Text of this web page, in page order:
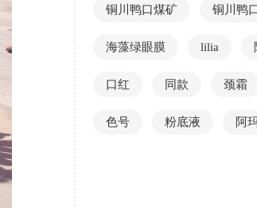
铜川鸭口煤矿 铜川鸭
海藻绿眼膜 lilia
口红 同款 颈霜
色号 粉底液 阿